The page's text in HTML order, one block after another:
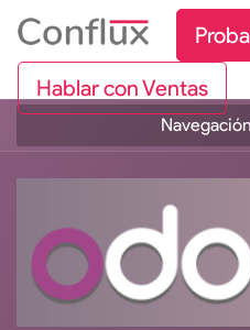
Hablar con Ventas
Navegación